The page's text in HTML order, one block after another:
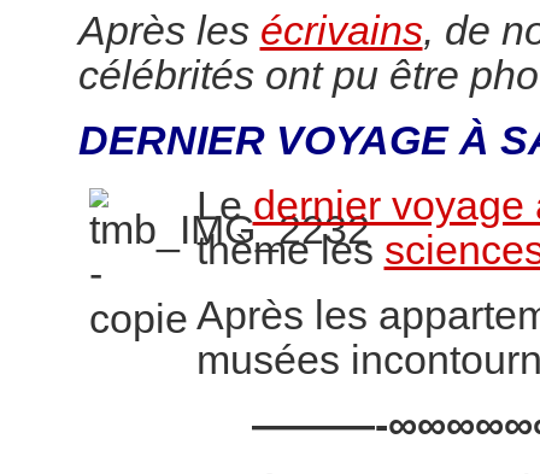
Après les écrivains, de
célébrités ont pu être
DERNIER VOYAGE À
Ledernier voyage
thème les
Après les
musées
———-